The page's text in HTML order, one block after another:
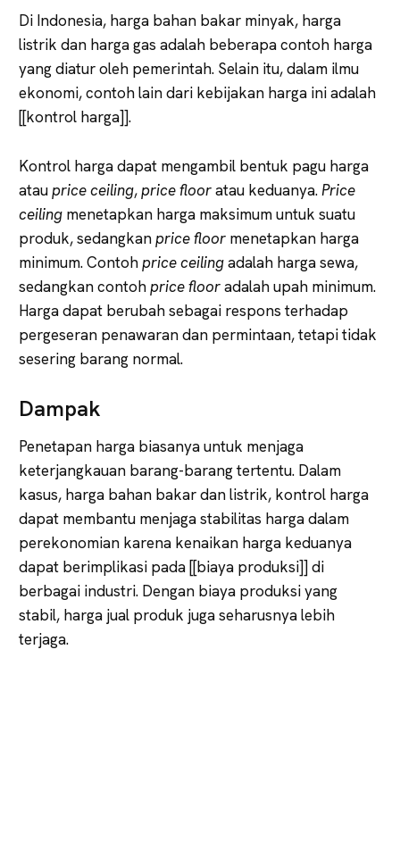
Di Indonesia, harga bahan bakar minyak, harga
listrik dan harga gas adalah beberapa contoh harga
yang diatur oleh pemerintah. Selain itu, dalam ilmu
ekonomi, contoh lain dari kebijakan harga ini adalah
[[kontrol harga]].
Kontrol harga dapat mengambil bentuk pagu harga
atauprice ceiling,price flooratau keduanya.Price
ceiling menetapkan harga maksimum untuk suatu
produk, sedangkanprice floor menetapkan harga
minimum. Contohprice ceilingadalah harga sewa,
sedangkan contohprice flooradalah upah minimum.
Harga dapat berubah sebagai respons terhadap
pergeseran penawaran dan permintaan, tetapi tidak
sesering barang normal.
Dampak
Penetapan harga biasanya untuk menjaga
keterjangkauan barang-barang tertentu. Dalam
kasus, harga bahan bakar dan listrik, kontrol harga
dapat membantu menjaga stabilitas harga dalam
perekonomian karena kenaikan harga keduanya
dapat berimplikasi pada [[biaya produksi]] di
berbagai industri. Dengan biaya produksi yang
stabil, harga jual produk juga seharusnya lebih
terjaga.